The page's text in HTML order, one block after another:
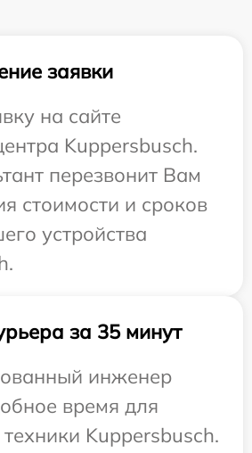
заявки
на сайте
Kuppersbusch.
перезвонит Вам
стоимости и сроков
устройства
за 35 минут
инженер
время для
Kuppersbusch.